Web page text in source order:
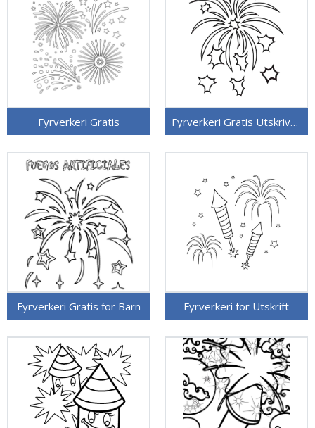
Fyrverkeri Gratis Fyrverkeri Gratis Utskrivbar
Fyrverkeri Gratis for Barn Fyrverkeri for Utskrift